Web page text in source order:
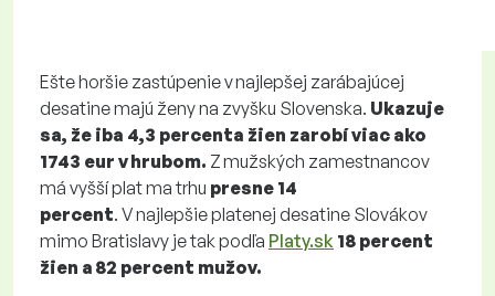
Ešte horšie zastúpenie v najlepšej zarábajúcej
desatine majú ženy na zvyšku Slovenska. Ukazuje
sa, že iba 4,3 percenta žien zarobí viac ako
1743 eur v hrubom. Z mužských zamestnancov
má vyšší plat ma trhu presne 14
percent. V najlepšie platenej desatine Slovákov
mimo Bratislavy je tak podľa Platy.sk 18 percent
žien a 82 percent mužov.